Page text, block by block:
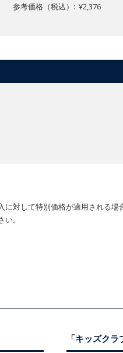
参考価格（税込）: ¥2,376
対して特別価格が適用される場
。
「キッズク